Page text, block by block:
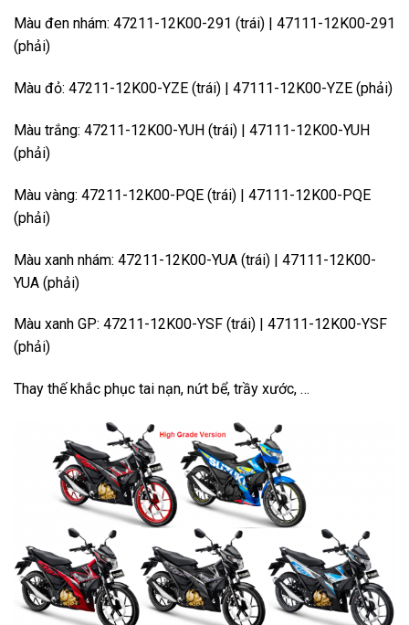
Màu đen nhám: 47211-12K00-291 (trái) | 47111-12K00-291
(phải)
Màu đỏ: 47211-12K00-YZE (trái) | 47111-12K00-YZE (phải)
Màu trắng: 47211-12K00-YUH (trái) | 47111-12K00-YUH
(phải)
Màu vàng: 47211-12K00-PQE (trái) | 47111-12K00-PQE
(phải)
Màu xanh nhám: 47211-12K00-YUA (trái) | 47111-12K00-
YUA (phải)
Màu xanh GP: 47211-12K00-YSF (trái) | 47111-12K00-YSF
(phải)
Thay thế khắc phục tai nạn, nứt bể, trầy xước, …